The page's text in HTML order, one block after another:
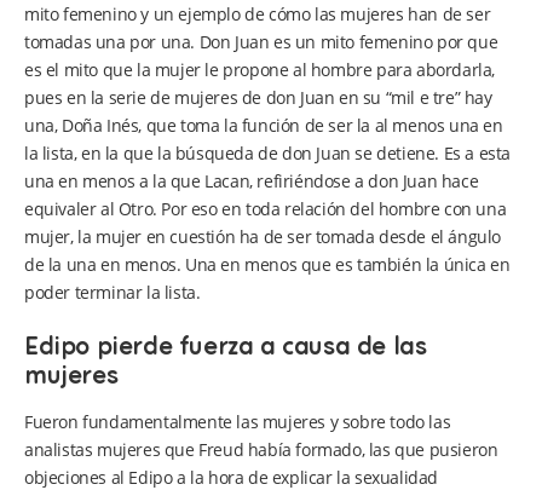
mito femenino y un ejemplo de cómo las mujeres han de ser
tomadas una por una. Don Juan es un mito femenino por que
es el mito que la mujer le propone al hombre para abordarla,
pues en la serie de mujeres de don Juan en su “mil e tre” hay
una, Doña Inés, que toma la función de ser la al menos una en
la lista, en la que la búsqueda de don Juan se detiene. Es a esta
una en menos a la que Lacan, refiriéndose a don Juan hace
equivaler al Otro. Por eso en toda relación del hombre con una
mujer, la mujer en cuestión ha de ser tomada desde el ángulo
de la una en menos. Una en menos que es también la única en
poder terminar la lista.
Edipo pierde fuerza a causa de las
mujeres
Fueron fundamentalmente las mujeres y sobre todo las
analistas mujeres que Freud había formado, las que pusieron
objeciones al Edipo a la hora de explicar la sexualidad